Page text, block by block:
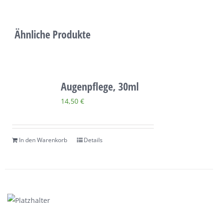
Ähnliche Produkte
Augenpflege, 30ml
14,50 €
In den Warenkorb Details